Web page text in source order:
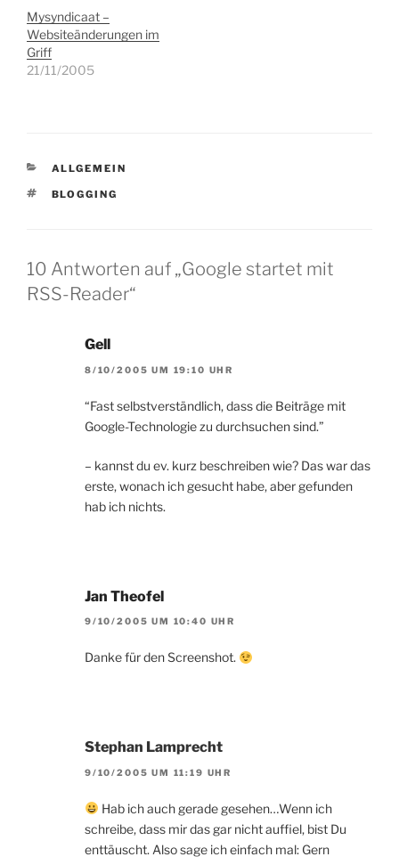
Mysyndicaat –
Websiteänderungen im
Griff
21/11/2005
KATEGORIEN
ALLGEMEIN
SCHLAGWÖRTER
BLOGGING
10 Antworten auf „Google startet mit
RSS-Reader“
Gell
8/10/2005 UM 19:10 UHR
“Fast selbstverständlich, dass die Beiträge mit
Google-Technologie zu durchsuchen sind.”
– kannst du ev. kurz beschreiben wie? Das war das
erste, wonach ich gesucht habe, aber gefunden
hab ich nichts.
Jan Theofel
9/10/2005 UM 10:40 UHR
Danke für den Screenshot.
Stephan Lamprecht
9/10/2005 UM 11:19 UHR
Hab ich auch gerade gesehen…Wenn ich
schreibe, dass mir das gar nicht auffiel, bist Du
enttäuscht. Also sage ich einfach mal: Gern